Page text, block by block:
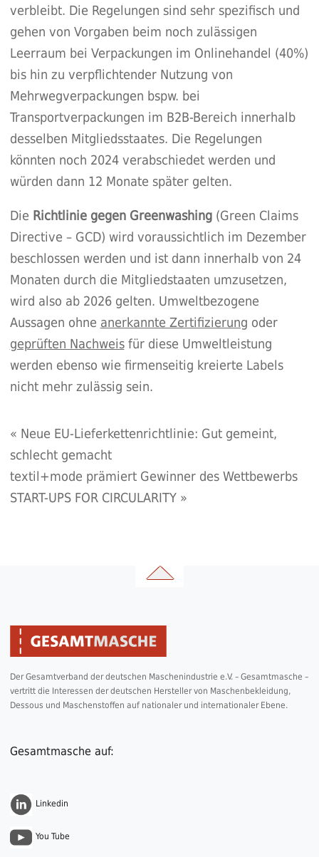
verbleibt. Die Regelungen sind sehr spezifisch und
gehen von Vorgaben beim noch zulässigen
Leerraum bei Verpackungen im Onlinehandel (40%)
bis hin zu verpflichtender Nutzung von
Mehrwegverpackungen bspw. bei
Transportverpackungen im B2B-Bereich innerhalb
desselben Mitgliedsstaates. Die Regelungen
könnten noch 2024 verabschiedet werden und
würden dann 12 Monate später gelten.
Die Richtlinie gegen Greenwashing(Green Claims
Directive – GCD) wird voraussichtlich im Dezember
beschlossen werden und ist dann innerhalb von 24
Monaten durch die Mitgliedstaaten umzusetzen,
wird also ab 2026 gelten. Umweltbezogene
Aussagen ohne anerkannte Zertifizierung oder
geprüften Nachweisfür diese Umweltleistung
werden ebenso wie firmenseitig kreierte Labels
nicht mehr zulässig sein.
« Neue EU-Lieferkettenrichtlinie: Gut gemeint,
schlecht gemacht
textil+mode prämiert Gewinner des Wettbewerbs
START-UPS FOR CIRCULARITY»
Der Gesamtverband der deutschen Maschenindustrie e.V. – Gesamtmasche –
vertritt die Interessen der deutschen Hersteller von Maschenbekleidung,
Dessous und Maschenstoffen auf nationaler und internationaler Ebene.
Gesamtmasche auf:
Linkedin
You Tube